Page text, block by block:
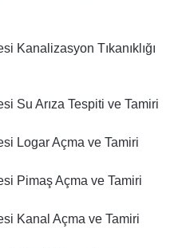
Kanalizasyon Tıkanıklığı
Su Arıza Tespiti ve Tamiri
Logar Açma ve Tamiri
Pimaş Açma ve Tamiri
Kanal Açma ve Tamiri